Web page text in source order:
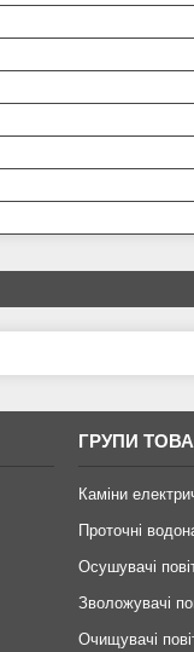
ГРУПИ
Каміни
Проточні
Осушувачі
Зволожувачі
Очищувачі